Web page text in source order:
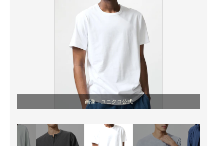
画像：ユニクロ公式